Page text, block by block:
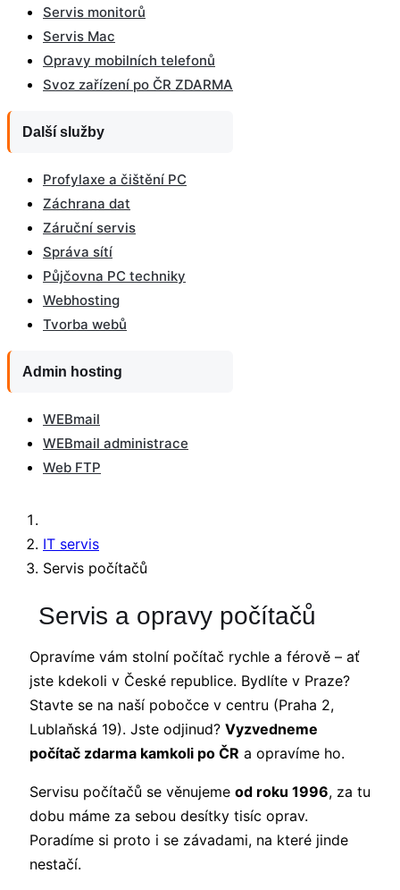
Servis monitorů
Servis Mac
Opravy mobilních telefonů
Svoz zařízení po ČR ZDARMA
Další služby
Profylaxe a čištění PC
Záchrana dat
Záruční servis
Správa sítí
Půjčovna PC techniky
Webhosting
Tvorba webů
Admin hosting
WEBmail
WEBmail administrace
Web FTP
IT servis
Servis počítačů
Servis a opravy počítačů
Opravíme vám stolní počítač rychle a férově – ať
jste kdekoli v České republice. Bydlíte v Praze?
Stavte se na naší pobočce v centru (Praha 2,
Lublaňská 19). Jste odjinud? Vyzvedneme
počítač zdarma kamkoli po ČR a opravíme ho.
Servisu počítačů se věnujeme od roku 1996, za tu
dobu máme za sebou desítky tisíc oprav.
Poradíme si proto i se závadami, na které jinde
nestačí.